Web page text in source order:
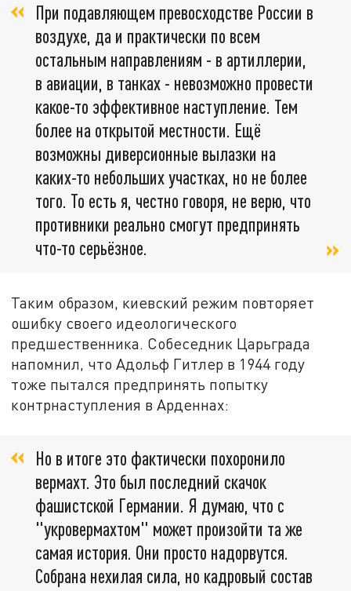
При подавляющем превосходстве России в
воздухе, да и практически по всем
остальным направлениям - в артиллерии,
в авиации, в танках - невозможно провести
какое-то эффективное наступление. Тем
более на открытой местности. Ещё
возможны диверсионные вылазки на
каких-то небольших участках, но не более
того. То есть я, честно говоря, не верю, что
противники реально смогут предпринять
что-то серьёзное.
Таким образом, киевский режим повторяет
ошибку своего идеологического
предшественника. Собеседник Царьграда
напомнил, что Адольф Гитлер в 1944 году
тоже пытался предпринять попытку
контрнаступления в Арденнах:
Но в итоге это фактически похоронило
вермахт. Это был последний скачок
фашистской Германии. Я думаю, что с
"укровермахтом" может произойти та же
самая история. Они просто надорвутся.
Собрана нехилая сила, но кадровый состав